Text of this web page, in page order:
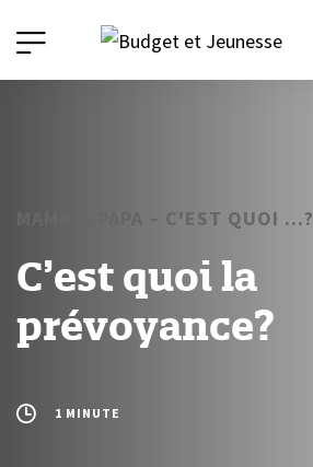
MAMAN, PAPA – C'EST QUOI ...?
C’est quoi la
prévoyance?
1 MINUTE